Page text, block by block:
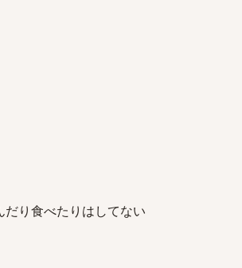
り食べたりはしてない